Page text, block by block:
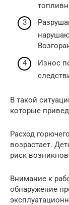
Износ
В такой
которые
Расход
возрастает.
риск
Внимание к
обнаружение